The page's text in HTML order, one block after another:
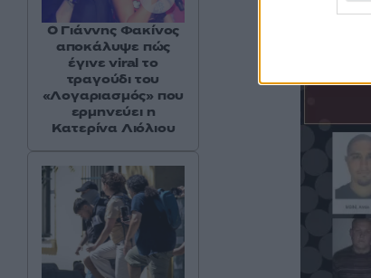
Ο Γιάννης Φακίνος
αποκάλυψε πώς
έγινε viral το
τραγούδι του
«Λογαριασμός» που
ερμηνεύει η
Κατερίνα Λιόλιου